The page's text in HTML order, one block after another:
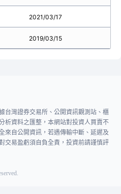
2021/03/17
2019/03/15
台灣證券交易所、公開資訊觀測站、櫃
析資料之匯整，本網站對投資人買賣不
來自公開資訊，若遇傳輸中斷、延遲及
交易盈虧須自負全責，投資前請謹慎評